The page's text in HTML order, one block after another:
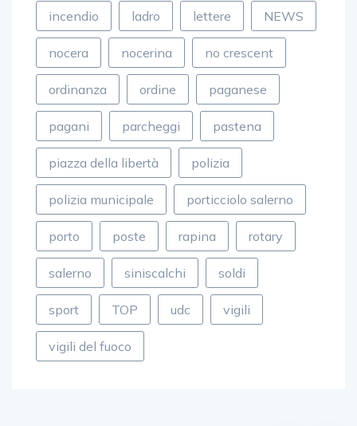
incendio ladro lettere NEWS
nocera nocerina no crescent
ordinanza ordine paganese
pagani parcheggi pastena
piazza della libertà polizia
polizia municipale porticciolo salerno
porto poste rapina rotary
salerno siniscalchi soldi
sport TOP udc vigili
vigili del fuoco